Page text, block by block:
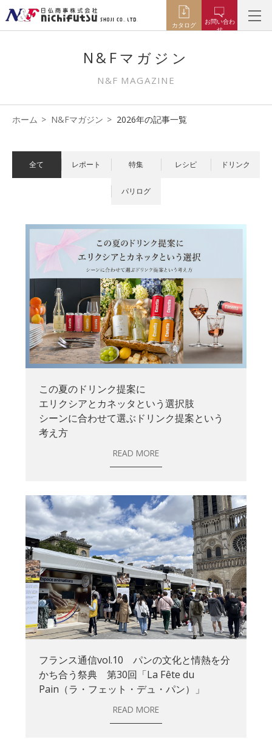
カタログ
お問い合わ
せ
N&Fマガジン
N&F MAGAZINE
ホーム N&Fマガジン 2026年の記事一覧
全て レポート 特集 レシピ ドリンク
パリログ
この夏のドリンク提案に
エリクシアとカネッタという選択肢
シーンに合わせて選ぶドリンク提案という
考え方
READ MORE
フランス通信vol.10 パンの文化と情熱を分
かち合う祭典 第30回「La Fête du
Pain（ラ・フェット・デュ・パン）」
READ MORE